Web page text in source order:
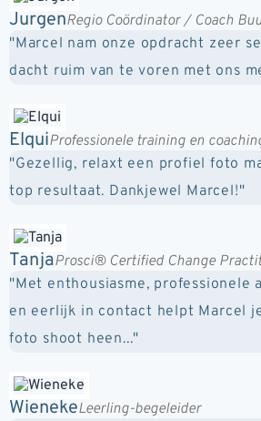
JurgenRegio Coördinator / Coach
"Marcel nam onze opdracht zeer
dacht ruim van te voren met ons
ElquiProfessionele training en
"Gezellig, relaxt een profiel foto
top resultaat. Dankjewel Marcel!"
TanjaProsci® Certified Change
"Met enthousiasme, professionele
en eerlijk in contact helpt Marcel
foto shoot heen..."
WienekeLeerling-begeleider